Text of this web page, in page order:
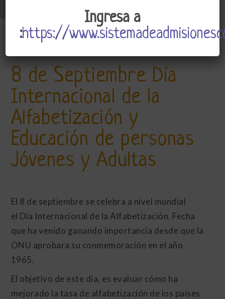
8 de Septiembre Día
Internacional de la
Alfabetización y
Educación de personas
Jóvenes y Adultas
El 8 de septiembre se celebra a nivel mundial
el Día Internacional de la Alfabetización. Fecha
que ha venido ganando importancia desde que la
ONU aprobara su conmemoración en el año
1965.
El objetivo de este día, es evaluar cómo ha
mejorado la tasa de alfabetización de los países
Ingresa a
:https://